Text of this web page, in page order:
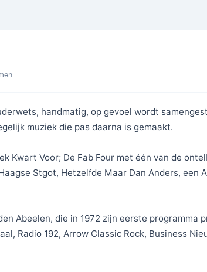
handmatig, op gevoel wordt
muziek die pas daarna is gemaakt.
Kwart Voor; De Fab Four met één van de
Stgot, Hetzelfde Maar Dan Anders, een
Abeelen, die in 1972 zijn eerste programma
Radio 192, Arrow Classic Rock, Business